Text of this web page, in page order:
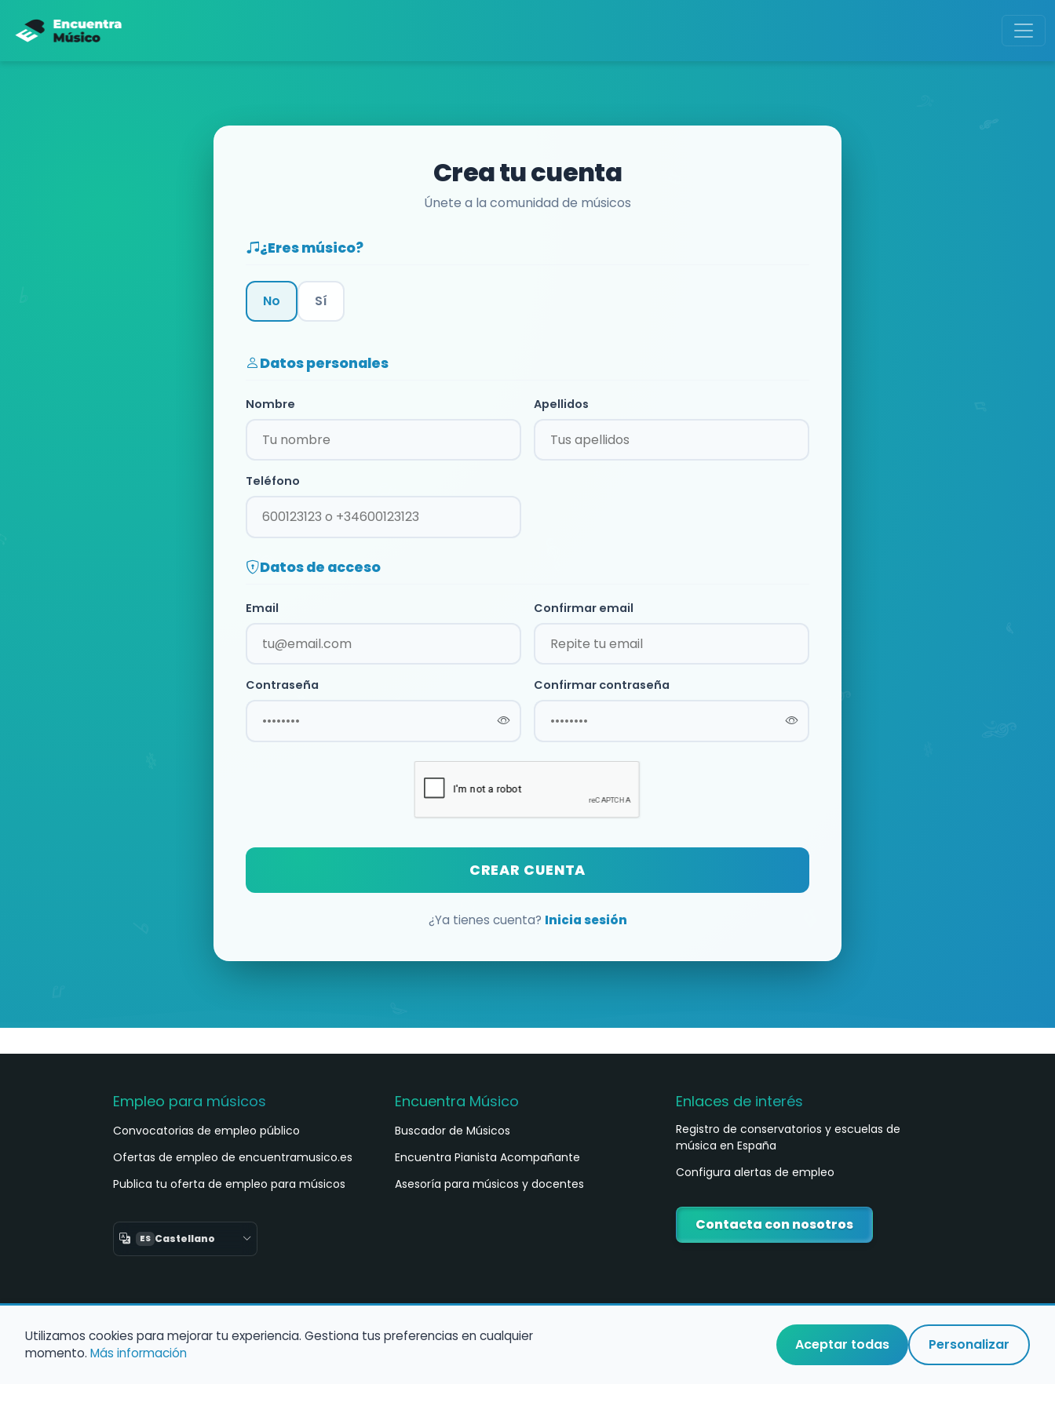
Crea tu cuenta
Únete a la comunidad de músicos
¿Eres músico?
No Sí
Datos personales
Nombre Apellidos
Teléfono
Datos de acceso
Email Confirmar email
Contraseña Confirmar contraseña
CREAR CUENTA
¿Ya tienes cuenta? Inicia sesión
Empleo para músicos
Convocatorias de empleo público
Ofertas de empleo de encuentramusico.es
Publica tu oferta de empleo para músicos
ES Castellano
Encuentra Músico
Buscador de Músicos
Encuentra Pianista Acompañante
Asesoría para músicos y docentes
Enlaces de interés
Registro de conservatorios y escuelas de
música en España
Configura alertas de empleo
Contacta con nosotros
Utilizamos cookies para mejorar tu experiencia. Gestiona tus preferencias en cualquier
momento. Más información Aceptar todas Personalizar